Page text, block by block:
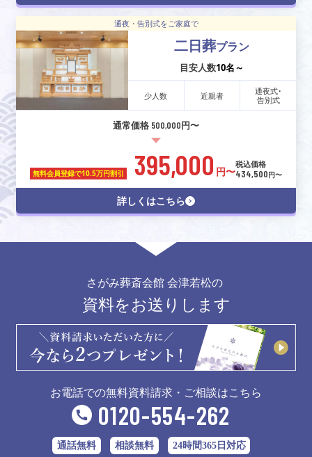
通夜・告別式をご家庭で
二日葬プラン
目安人数10名～
少人数 近親者
通夜式･
告別式
通常価格 500,000円〜
無料会員登録で10.5万円割引 395,000 円〜
税込価格
434,500円〜
詳しくはこちら
さがみ葬斎会館 会津若松の
資料をお送りします
お電話での無料資料請求・ご相談はこちら
0120-554-262
通話無料 相談無料 24時間365日対応